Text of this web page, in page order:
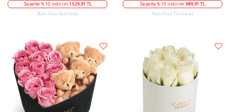
Sepette % 10 indirim 1529,91 TL
Aynı Gün Teslimat
Sepette % 10 indirim 989,91 TL
Aynı Gün Teslimat